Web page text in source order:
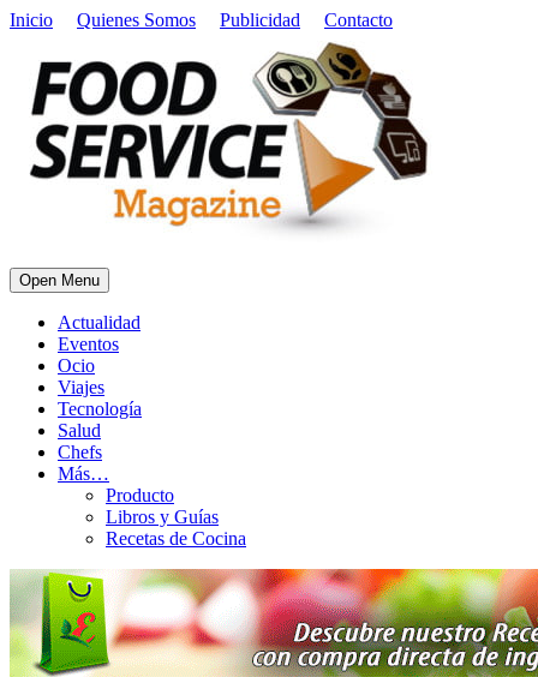
Inicio Quienes Somos Publicidad Contacto
Open Menu
Actualidad
Eventos
Ocio
Viajes
Tecnología
Salud
Chefs
Más…
Producto
Libros y Guías
Recetas de Cocina